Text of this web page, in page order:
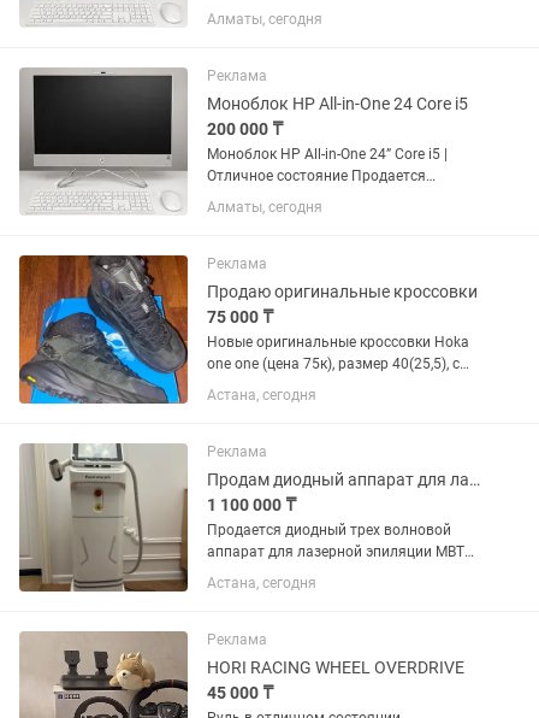
интегрированные и
автоматизированные функции
BIOSphere 6-го поколения позволяют
повысить...
Алматы, сегодня
Реклама
Моноблок HP All-in-One 24 Core i5
200 000 ₸
Моноблок HP All-in-One 24” Core i5 |
Отличное состояние Продается
стильный и надежный моноблок HP All-
in-One в отличном состоянии.
Процессор: Intel Core i5 ...
Алматы, сегодня
Реклама
Продаю оригинальные кроссовки
75 000 ₸
Новые оригинальные кроссовки Hoka
one one (цена 75к), размер 40(25,5), с
водонепроницаемой мембраной gore-
tex, верх из натуральной толстой кожи,
прочной подошвой...
Астана, сегодня
Реклама
Продам диодный аппарат для лазерной эпиляции Pacer one pro
1 100 000 ₸
Продается диодный трех волновой
аппарат для лазерной эпиляции MBT
PACER ONE PRO, использовался 2 года,
состояние отличное. Аппарат широко
лучших в сфере лазерной...
Астана, сегодня
Реклама
HORI RACING WHEEL OVERDRIVE
45 000 ₸